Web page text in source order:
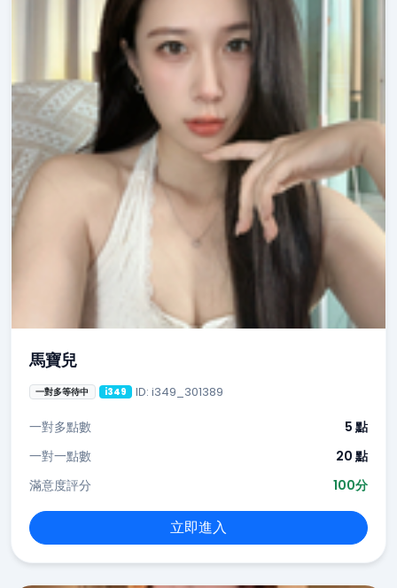
馬寶兒
一對多等待中 i349 ID: i349_301389
一對多點數
5 點
一對一點數
20 點
滿意度評分
100分
立即進入